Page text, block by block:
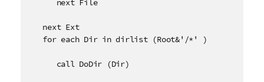
      next File
   next Ext
   for each Dir in dirlist (Root&'/*' )
      call DoDir (Dir)